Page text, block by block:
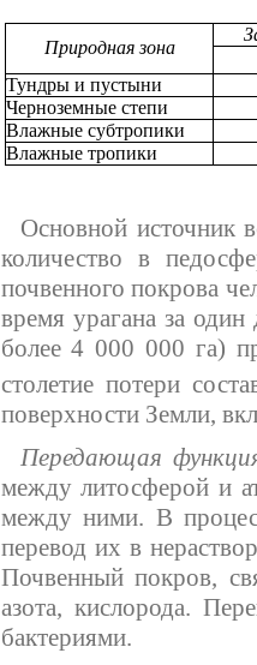
Природная зона
Тундры и пустыни
Черноземные степи
Влажные субтропики
Влажные тропики
Основной источник
количество в
почвенного покрова
время урагана за
более 4 000 000 га)
столетие потери
поверхности Земли,
Передающая
между литосферой и
между ними. В
перевод их в
Почвенный покров,
азота, кислорода.
бактериями.